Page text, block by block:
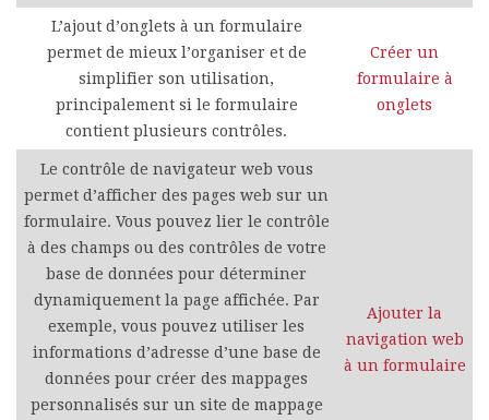
L’ajout d’onglets à un formulaire
permet de mieux l’organiser et de
simplifier son utilisation,
principalement si le formulaire
contient plusieurs contrôles.
Créer un
formulaire à
onglets
Le contrôle de navigateur web vous
permet d’afficher des pages web sur un
formulaire. Vous pouvez lier le contrôle
à des champs ou des contrôles de votre
base de données pour déterminer
dynamiquement la page affichée. Par
exemple, vous pouvez utiliser les
informations d’adresse d’une base de
données pour créer des mappages
personnalisés sur un site de mappage
Ajouter la
navigation web
à un formulaire